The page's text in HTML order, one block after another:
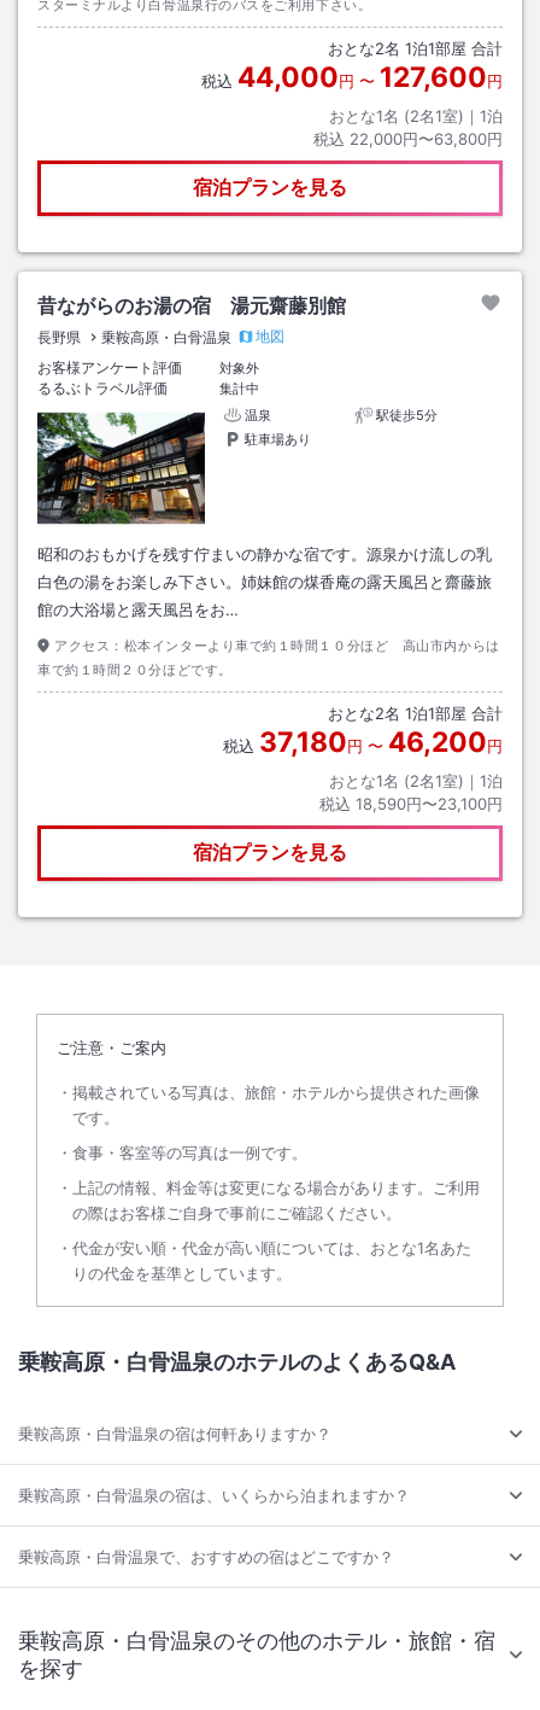
スターミナルより白骨温泉行のバスをご利用下さい。
おとな2名 1泊1部屋 合計
税込 44,000円 〜 127,600円
おとな1名 (2名1室)｜ 1泊
税込 22,000円〜63,800円
宿泊プランを見る
昔ながらのお湯の宿 湯元齋藤別館
長野県 乗鞍高原・白骨温泉
地図
お客様アンケート評価
対象外
るるぶトラベル評価
集計中
温泉
駅徒歩5分
駐車場あり
昭和のおもかげを残す佇まいの静かな宿です。源泉かけ流しの乳
白色の湯をお楽しみ下さい。姉妹館の煤香庵の露天風呂と齋藤旅
館の大浴場と露天風呂をお…
アクセス： 松本インターより車で約１時間１０分ほど 高山市内からは
車で約１時間２０分ほどです。
おとな2名 1泊1部屋 合計
税込 37,180円 〜 46,200円
おとな1名 (2名1室)｜ 1泊
税込 18,590円〜23,100円
宿泊プランを見る
ご注意・ご案内
掲載されている写真は、旅館・ホテルから提供された画像
です。
食事・客室等の写真は一例です。
上記の情報、料金等は変更になる場合があります。ご利用
の際はお客様ご自身で事前にご確認ください。
代金が安い順・代金が高い順については、おとな1名あた
りの代金を基準としています。
乗鞍高原・白骨温泉のホテルのよくあるQ&A
乗鞍高原・白骨温泉の宿は何軒ありますか？
乗鞍高原・白骨温泉の宿は、いくらから泊まれますか？
乗鞍高原・白骨温泉で、おすすめの宿はどこですか？
乗鞍高原・白骨温泉のその他のホテル・旅館・宿
を探す